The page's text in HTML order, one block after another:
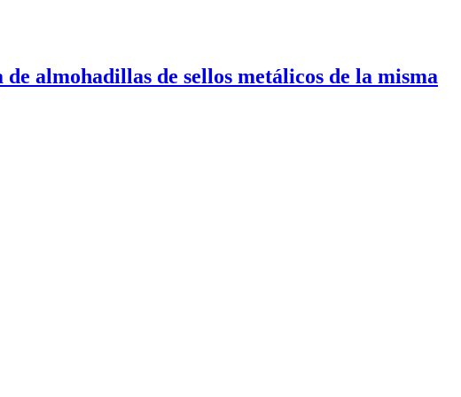
almohadillas de sellos metálicos de la misma